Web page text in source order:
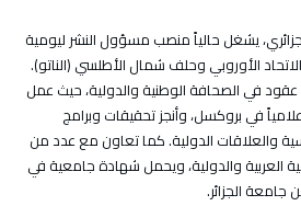
يشغل حالياً منصب مسؤول النشر ليومية
الأوروبي وحلف شمال الأطلسي (الناتو).
عقود في الصحافة الوطنية والدولية، حيث عمل
في بروكسل، وأنجز تحقيقات وبرامج
والعلاقات الدولية. كما تعاون مع عدد من
العربية والدولية، ويحمل شهادة جامعية في
جامعة الجزائر.